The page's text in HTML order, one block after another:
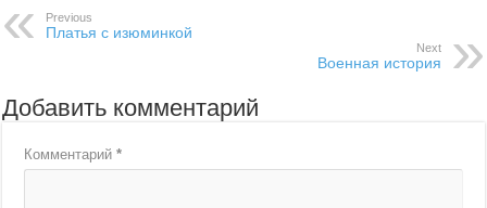
Previous
Платья с изюминкой
Next
Военная история
Добавить комментарий
Комментарий*